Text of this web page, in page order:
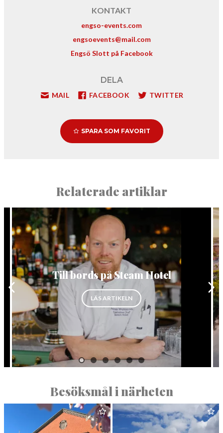
KONTAKT
engso-events.com
engsoevents@mail.com
Engsö Slott på Facebook
DELA
MAIL FACEBOOK TWITTER
SPARA SOM FAVORIT
Relaterade artiklar
Till bords på Steam Hotel
LÄS ARTIKELN”TILL BORDS PÅ STEAM HOTEL”
Besöksmål i närheten